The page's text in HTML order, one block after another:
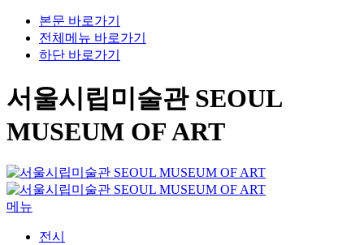
본문 바로가기
전체메뉴 바로가기
하단 바로가기
서울시립미술관 SEOUL
MUSEUM OF ART
메뉴
전시